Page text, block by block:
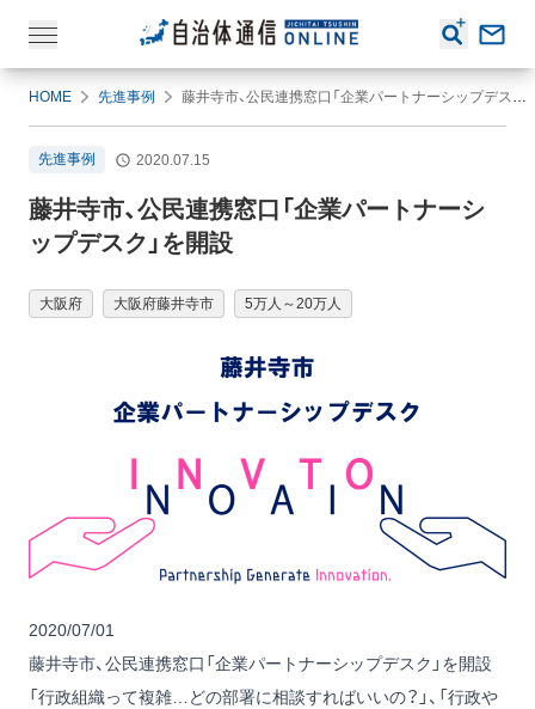
HOME 先進事例 藤井寺市、公民連携窓口「企業パートナーシップデスク」を開設
先進事例 2020.07.15
藤井寺市、公民連携窓口「企業パートナーシ
ップデスク」を開設
大阪府 大阪府藤井寺市 5万人～20万人
2020/07/01
藤井寺市、公民連携窓口「企業パートナーシップデスク」を開設
「行政組織って複雑…どの部署に相談すればいいの？」、「行政や